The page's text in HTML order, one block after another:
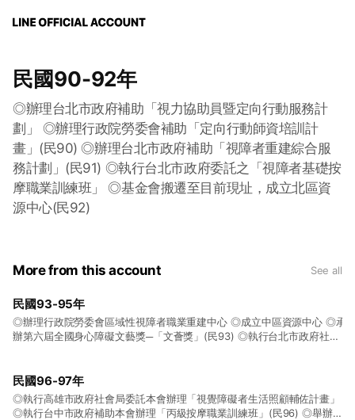
民國90-92年
◎辦理台北市政府補助「視力協助員暨定向行動服務計
劃」 ◎辦理行政院勞委會補助「定向行動師資培訓計
畫」(民90) ◎辦理台北市政府補助「視障者重建綜合服
務計劃」(民91) ◎執行台北市政府委託之「視障者基礎按
摩職業訓練班」 ◎基金會搬遷至目前現址，成立北區資
源中心(民92)
More from this account See all
民國93-95年
◎辦理行政院勞委會區域性視障者職業重建中心 ◎成立中區資源中心 ◎承
辦第六屆全國身心障礙文藝獎─「文薈獎」(民93) ◎執行台北市政府社會
局委託本會辦理「台北市視障者服務計畫」 ◎辦理新店庇護工場 ◎成立
南區資源中心，分設高雄台南兩處辦事處(民95)
民國96-97年
◎執行高雄市政府社會局委託本會辦理「視覺障礙者生活照顧輔佐計畫」
◎執行台中市政府補助本會辦理「丙級按摩職業訓練班」(民96) ◎舉辦